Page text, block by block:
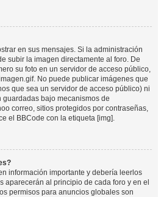
en sus mensajes. Si la administración
subir la imagen directamente al foro. De
su foto en un servidor de acceso público,
No puede publicar imágenes que
que sea un servidor de acceso público) ni
bajo mecanismos de
correo, sitios protegidos por contraseñas,
el BBCode con la etiqueta [img].
información importante y debería leerlos
aparecerán al principio de cada foro y en el
permisos para anuncios globales son